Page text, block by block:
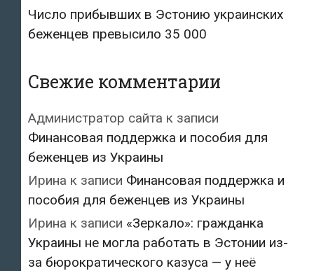
Число прибывших в Эстонию украинских
беженцев превысило 35 000
Свежие комментарии
Администратор сайта к записи
Финансовая поддержка и пособия для
беженцев из Украины
Ирина к записи Финансовая поддержка и
пособия для беженцев из Украины
Ирина к записи «Зеркало»: гражданка
Украины не могла работать в Эстонии из-
за бюрократического казуса — у неё